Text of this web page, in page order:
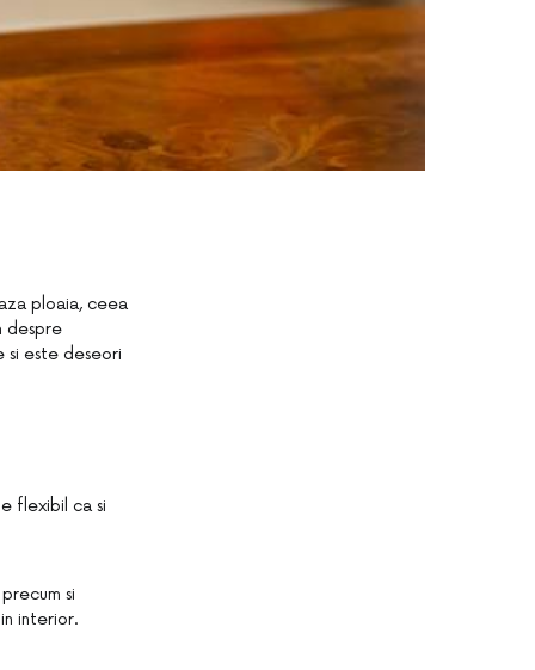
ploaia, ceea
despre
si este deseori
flexibil ca si
si
interior.